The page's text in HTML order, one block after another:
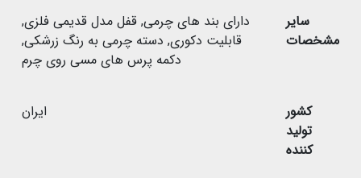
سایر
مشخصات
دارای بند های چرمی, قفل مدل قدیمی فلزی,
قابلیت دکوری, دسته چرمی به رنگ زرشکی,
دکمه پرس های مسی روی چرم
کشور
تولید
کننده
ایران